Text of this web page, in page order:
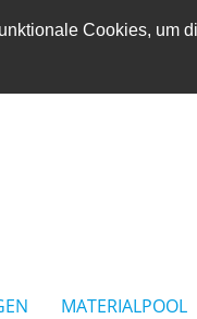
Cookies, um
MATERIALPOOL